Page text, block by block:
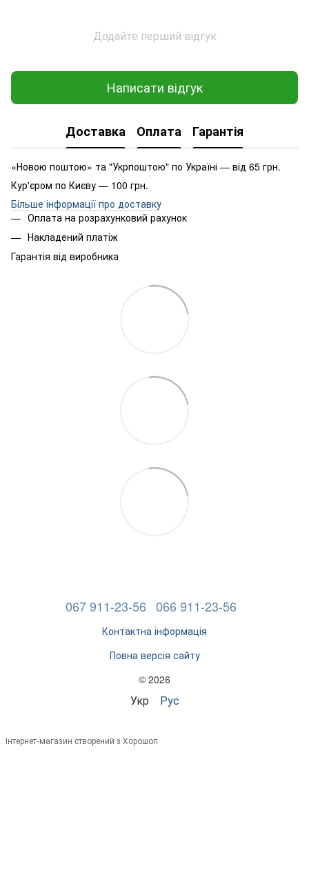
Додайте перший відгук
Написати відгук
Доставка Оплата Гарантія
«Новою поштою» та "Укрпоштою" по Україні — від 65 грн.
Кур'єром по Києву — 100 грн.
Більше інформації про доставку
Оплата на розрахунковий рахунок
Накладений платіж
Гарантія від виробника
067 911-23-56 066 911-23-56
Контактна інформація
Повна версія сайту
© 2026
Укр Рус
Інтернет-магазин створений з Хорошоп